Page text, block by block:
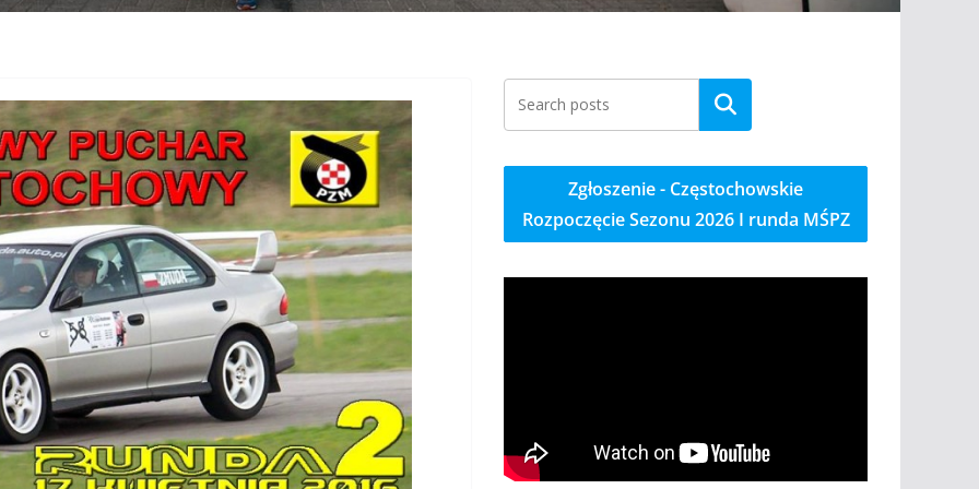
Szukaj
Zgłoszenie - Częstochowskie
Rozpoczęcie Sezonu 2026 I runda MŚPZ